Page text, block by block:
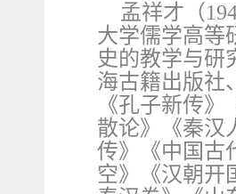
孟祥才（
大学儒学高等
史的教学与研
海古籍出版社
《孔子新传
散论》《秦汉
传》《中国古
空》《汉朝开